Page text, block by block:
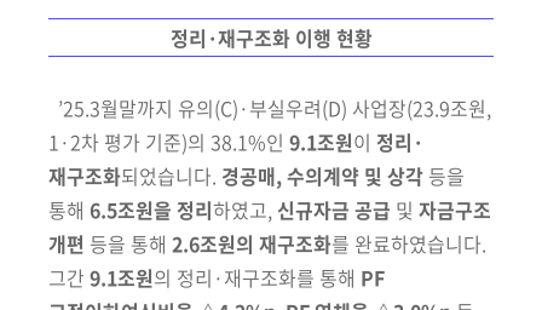
정리·재구조화 이행 현황
’25.3월말까지 유의(C)·부실우려(D) 사업장(23.9조원,
1·2차 평가 기준)의 38.1%인 9.1조원이 정리·
재구조화되었습니다. 경공매, 수의계약 및 상각 등을
통해 6.5조원을 정리하였고, 신규자금 공급 및 자금구조
개편 등을 통해 2.6조원의 재구조화를 완료하였습니다.
그간 9.1조원의 정리·재구조화를 통해 PF